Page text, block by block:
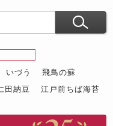
いづう
飛鳥の蘇
田納豆
江戸前ちば海苔